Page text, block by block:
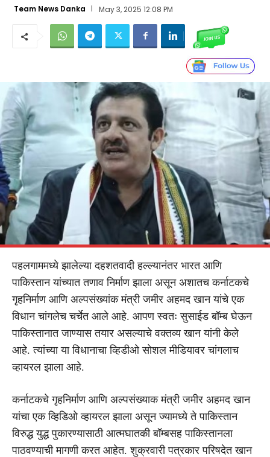
Team News Danka May 3, 2025 12:08 PM
पहलगाममध्ये झालेल्या दहशतवादी हल्ल्यानंतर भारत आणि
पाकिस्तान यांच्यात तणाव निर्माण झाला असून अशातच कर्नाटकचे
गृहनिर्माण आणि अल्पसंख्यांक मंत्री जमीर अहमद खान यांचे एक
विधान चांगलेच चर्चेत आले आहे. आपण स्वतः सुसाईड बॉम्ब घेऊन
पाकिस्तानात जाण्यास तयार असल्याचे वक्तव्य खान यांनी केले
आहे. त्यांच्या या विधानाचा व्हिडीओ सोशल मीडियावर चांगलाच
व्हायरल झाला आहे.
कर्नाटकचे गृहनिर्माण आणि अल्पसंख्याक मंत्री जमीर अहमद खान
यांचा एक व्हिडिओ व्हायरल झाला असून ज्यामध्ये ते पाकिस्तान
विरुद्ध युद्ध पुकारण्यासाठी आत्मघातकी बॉम्बसह पाकिस्तानला
पाठवण्याची मागणी करत आहेत. शुक्रवारी पत्रकार परिषदेत खान